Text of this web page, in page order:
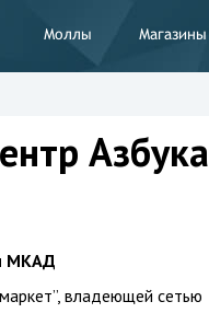
Моллы Магазины
Азбука
МКАД
владеющей сетью